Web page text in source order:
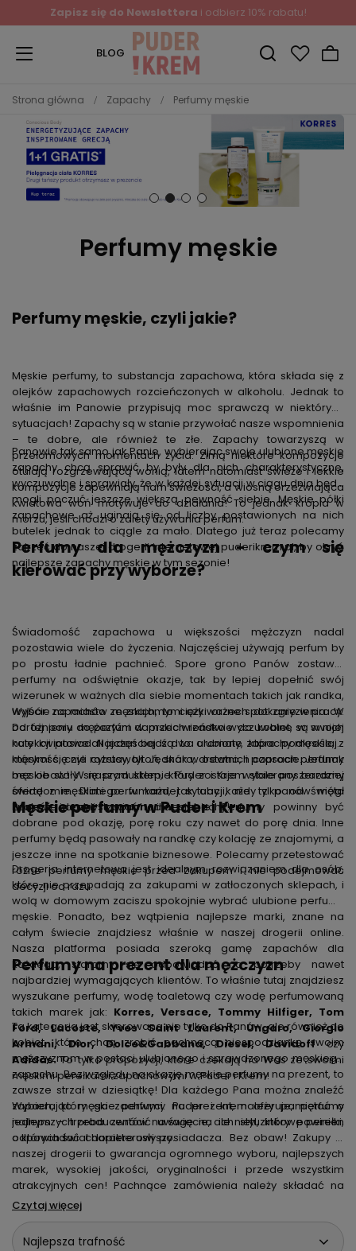
Zapisz się do Newslettera i odbierz 10% rabatu!
BLOG
Strona główna Zapachy Perfumy męskie
Perfumy męskie
Perfumy męskie, czyli jakie?
Męskie perfumy, to substancja zapachowa, która składa się z
olejków zapachowych rozcieńczonych w alkoholu. Jednak to
właśnie im Panowie przypisują moc sprawczą w niektórych
sytuacjach! Zapachy są w stanie przywołać nasze wspomnienia
– te dobre, ale również te złe. Zapachy towarzyszą w
przełomowych momentach życia. Zimą niektóre kompozycje
otulają rozgrzewającą wonią, latem natomiast świeże i lekkie
kompozycje zapewniają nam świeżości, a wiosną orzeźwiająca
kwiatowa woń motywuje do działania! To jednak kropla w
morzu, jeśli chodzi o zalety używania perfum.
Panowie tak samo jak Panie, wybierając swoje ulubione męskie
zapachy chcą sprawić by były dla nich charakterystyczne,
wyczuwalne i sprawiały, że w każdej sytuacji w ciągu dnia będą
mogli poczuć jeszcze większą pewność siebie. Męskie półki
zapachowe aż uginają się od liczby postawionych na nich
butelek jednak to ciągle za mało. Dlatego już teraz polecamy
zajrzeć do naszej drogerii internetowej puderikrem.pl, by okryć
najlepsze zapachy męskie w tym sezonie!
Perfumy dla mężczyzn - czym się
kierować przy wyborze?
Świadomość zapachowa u większości mężczyzn nadal
pozostawia wiele do życzenia. Najczęściej używają perfum by
po prostu ładnie pachnieć. Spore grono Panów zostawia
perfumy na odświętnie okazje, tak by lepiej dopełnić swój
wizerunek w ważnych dla siebie momentach takich jak randka,
wyjście na miasto ze znajomymi czy ważne spotkanie w pracy.
Do tej pory mężczyźni w przeciwieństwie do kobiet, w swojej
kolekcji posiadali jeden bądź dwa ulubione zapachy męskie, z
którymi się nie rozstawali. Jednak w ostatnich czasach perfumy
męskie stały się produktem, który zostaje wybierany bardziej
świadomie. Dlatego w każdej sytuacji, nie tylko od święta
Panowie zaczęli stawiać na inne zapachy!
Wybór zapachów męskich, to ciężki orzech do zgryzienia. W
odróżnieniu do perfum damskich rzadko wyczuwalne są w nich
nuty kwiatowe. Najczęściej są to aromaty, które podkreślają
męskość, czyli cytrusy, tytoń, skóra, drewno, i paprocie. Jednak
bez obaw! W naszym sklepie Puder i Krem stale poszerzamy
ofertę z męskimi perfumami, tak aby każdy z panów mógł
znaleźć idealny zapach dla siebie! Perfumy powinny być
dobrane pod okazję, porę roku czy nawet do porę dnia. Inne
perfumy będą pasowały na randkę czy kolację ze znajomymi, a
jeszcze inne na spotkanie biznesowe. Polecamy przetestować
różne perfumy męskie przed zakupem i nie podejmować
decyzji od razu.
Męskie perfumy w Puder i Krem
Drogeria internetowa jest idealnym rozwiązaniem dla osób,
które nie przepadają za zakupami w zatłoczonych sklepach, i
wolą w domowym zaciszu spokojnie wybrać ulubione perfumy
męskie. Ponadto, bez wątpienia najlepsze marki, znane na
całym świecie znajdziesz właśnie w naszej drogerii online.
Nasza platforma posiada szeroką gamę zapachów dla
każdego, staramy się odpowiadać na potrzeby nawet
najbardziej wymagających klientów. To właśnie tutaj znajdziesz
wyszukane perfumy, wodę toaletową czy wodę perfumowaną
takich marek jak: Korres, Versace, Tommy Hilfiger, Tom
Ford, Lacoste, Yves Saint Laurent, Ungaro, Giorgio
Armani, Dior, Dolce&Gabbana, Diesel, Davidoffczy
Adidas.To tylko propozycji, które czekają na Was ze swoimi
męskimi perełkami zapachowymi w Puder i Krem!
Perfumy na prezent dla mężczyzn
Ta kategoria jest skierowana nie tylko do Panów, ale również do
kobiet, które chcą zrobić pachnącą niespodziankę swoim
mężczyznom w postaci ulubionego i sprawdzonego męskiego
zapachu. Bez względu na okazję męskie perfumy na prezent, to
zawsze strzał w dziesiątkę! Dla każdego Pana można znaleźć
zapach, który go zachwyci. Puder i krem oferuje, perfumy
najlepszych producentów na świecie, ale nietuzinkowe perełki,
o których świat dopiero usłyszy.
Wybierając męskie perfumy na prezent, należy pamiętać o
jednym – trzeba zwrócić uwagę na ich styl, który powinien
odpowiadać charakterowi posiadacza. Bez obaw! Zakupy w
naszej drogerii to gwarancja ogromnego wyboru, najlepszych
marek, wysokiej jakości, oryginalności i przede wszystkim
atrakcyjnych cen! Pachnące zamówienia należy składać na
puderikrem.pl!
Czytaj więcej
Najlepsza trafność